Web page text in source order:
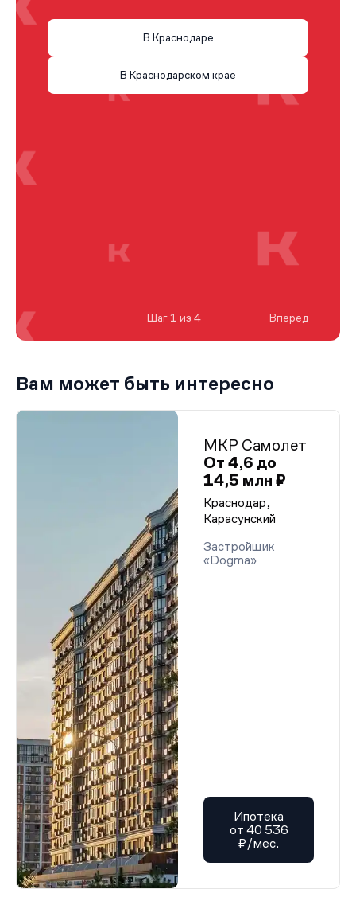
В Краснодаре
В Краснодарском крае
Шаг 1 из 4 Вперед
Вам может быть интересно
МКР Самолет
От 4,6 до
14,5 млн ₽
Краснодар,
Карасунский
Застройщик
«Dogma»
Ипотека
от 40 536
₽/мес.